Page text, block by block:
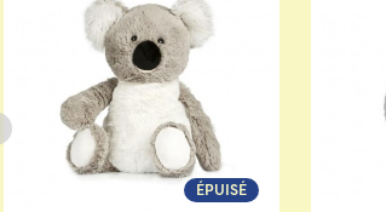
ÉPUISÉ